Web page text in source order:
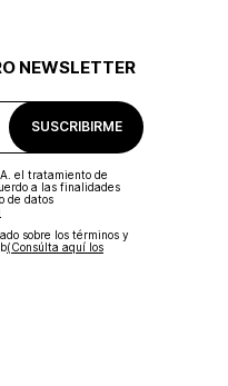
NEWSLETTER
SUSCRIBIRME
el tratamiento de
a las finalidades
de datos
sobre los términos y
(Consúlta aquí los